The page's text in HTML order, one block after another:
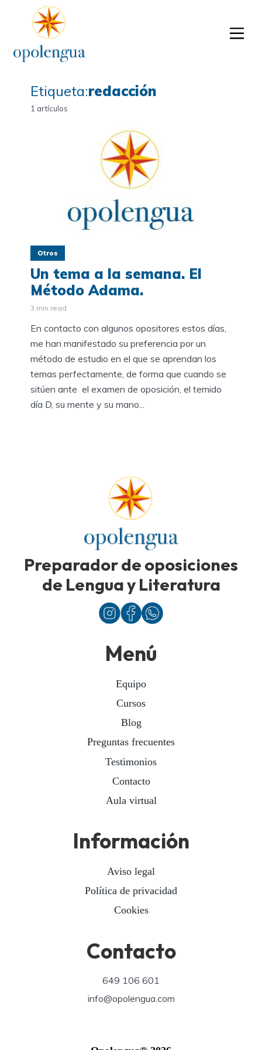
Etiqueta:redacción
1 artículos
Otros
Un tema a la semana. El
Método Adama.
3 min read
En contacto con algunos opositores estos días,
me han manifestado su preferencia por un
método de estudio en el que se aprendan los
temas perfectamente, de forma que cuando se
sitúen ante el examen de oposición, el temido
día D, su mente y su mano...
Preparador de oposiciones
de Lengua y Literatura
Menú
Equipo
Cursos
Blog
Preguntas frecuentes
Testimonios
Contacto
Aula virtual
Información
Aviso legal
Política de privacidad
Cookies
Contacto
649 106 601
info@opolengua.com